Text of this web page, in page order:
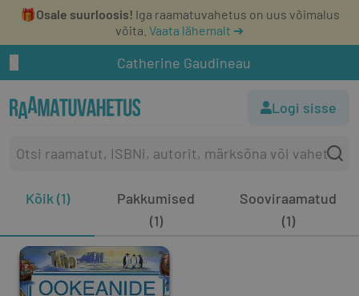
🎁Osale suurloosis! Iga raamatuvahetus on uus võimalus
võita. Vaata lähemalt ➔
Catherine Gaudineau
Logi sisse
Kõik (1)
Pakkumised
(1)
Sooviraamatud
(1)